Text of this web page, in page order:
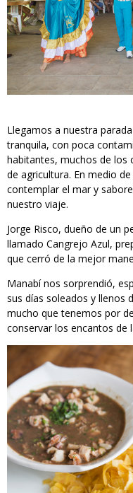
Llegamos a nuestra
tranquila, con poca
habitantes, muchos de los
de agricultura. En medio
contemplar el mar y
nuestro viaje.
Jorge Risco, dueño de un
llamado Cangrejo Azul,
que cerró de la mejor
Manabí nos sorprendió,
sus días soleados y llenos
mucho que tenemos por
conservar los encantos de